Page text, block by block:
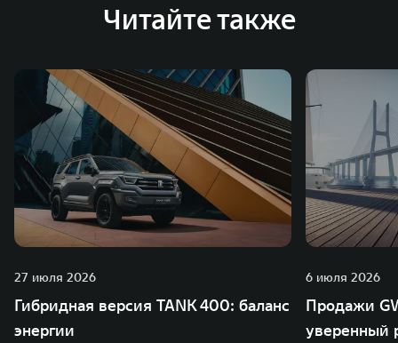
Читайте также
27 июля 2026
Гибридная версия TANK 400: баланс
энергии
6 июля 2026
Продажи
уверенный